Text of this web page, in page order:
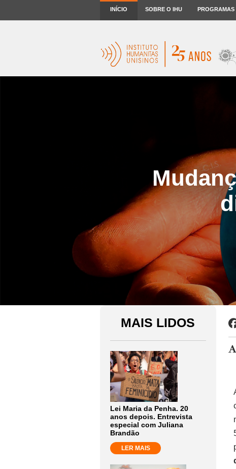
INÍCIO SOBRE O IHU PROGRAMAS
MAIS LIDOS
Lei Maria da Penha. 20
anos depois. Entrevista
especial com Juliana
Brandão
LER MAIS